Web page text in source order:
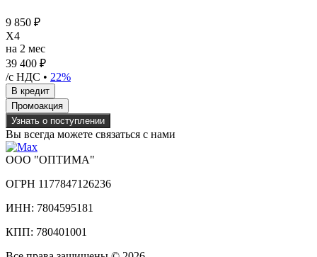
9 850 ₽
X4
на 2 мес
39 400 ₽
/с НДС • 22%
Узнать о поступлении
Вы всегда можете связаться с нами
ООО "ОПТИМА"
ОГРН 1177847126236
ИНН: 7804595181
КПП: 780401001